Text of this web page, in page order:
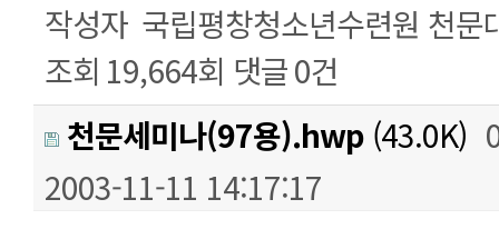
작성자 국립평창청소년수련원 천문
조회 19,664회 댓글0건
천문세미나(97용).hwp (43.0K)
2003-11-11 14:17:17